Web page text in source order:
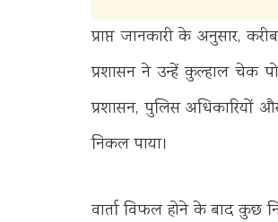
प्राप्त जानकारी के अनुसार,
प्रशासन ने उन्हें कुल्हाल चेक
प्रशासन, पुलिस अधिकारियों
निकल पाया।
वार्ता विफल होने के बाद कुछ